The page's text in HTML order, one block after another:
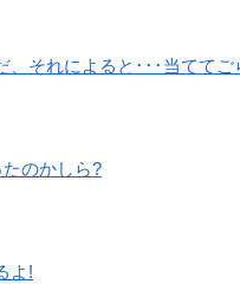
、それによると･･･当ててご
のかしら?
よ!